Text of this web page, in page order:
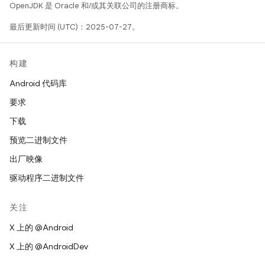
OpenJDK 是 Oracle 和/或其关联公司的注册商标。
最后更新时间 (UTC)：2025-07-27。
构建
Android 代码库
要求
下载
预览二进制文件
出厂映像
驱动程序二进制文件
关注
X 上的 @Android
X 上的 @AndroidDev